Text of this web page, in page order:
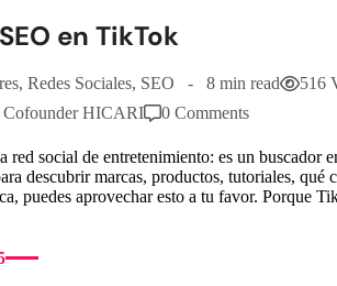
en TikTok
, Redes Sociales, SEO 8 min read
516
HICARI
0 Comments
red social de entretenimiento: es un buscador
descubrir marcas, productos, tutoriales, qué
puedes aprovechar esto a tu favor. Porque